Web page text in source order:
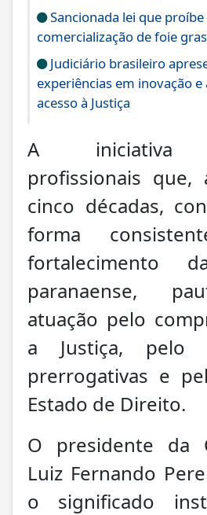
Sancionada lei que
comercialização de foie gras
Judiciário brasileiro
experiências em inovação
acesso à Justiça
A iniciativa
profissionais
cinco décadas,
forma
fortalecimento
paranaense,
atuação pelo
a Justiça, pelo
prerrogativas e
Estado de Direito.
O presidente da
Luiz Fernando
o significado